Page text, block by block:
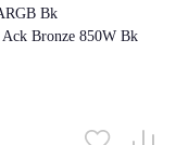
Bk
Ack Bronze 850W Bk